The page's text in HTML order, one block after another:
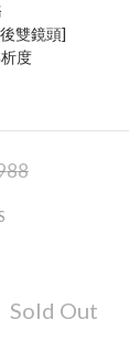
雙鏡頭]
度
Sold Out